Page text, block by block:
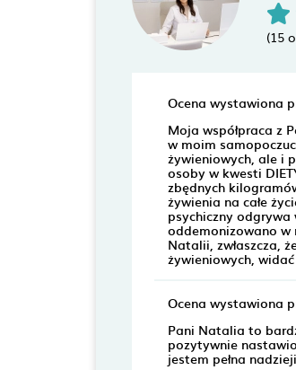
(15
Ocena wystawiona
Moja współpraca z
w moim
żywieniowych, ale i
osoby w kwesti
zbędnych
żywienia na całe
psychiczny
oddemonizowano w
Natalii, zwłaszcza,
żywieniowych,
Ocena wystawiona
Pani Natalia to
pozytywnie
jestem pełna